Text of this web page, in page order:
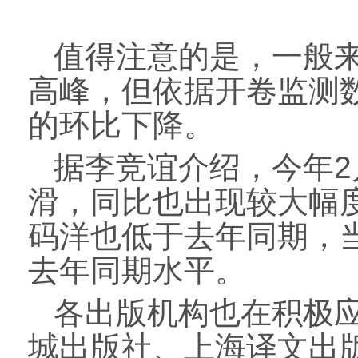
值得注意的是，一般
高峰，但依据开卷监测
的环比下降。
据李竞谊介绍，今年
滑，同比也出现较大幅
码洋也低于去年同期，
去年同期水平。
各出版机构也在积极
城出版社、上海译文出